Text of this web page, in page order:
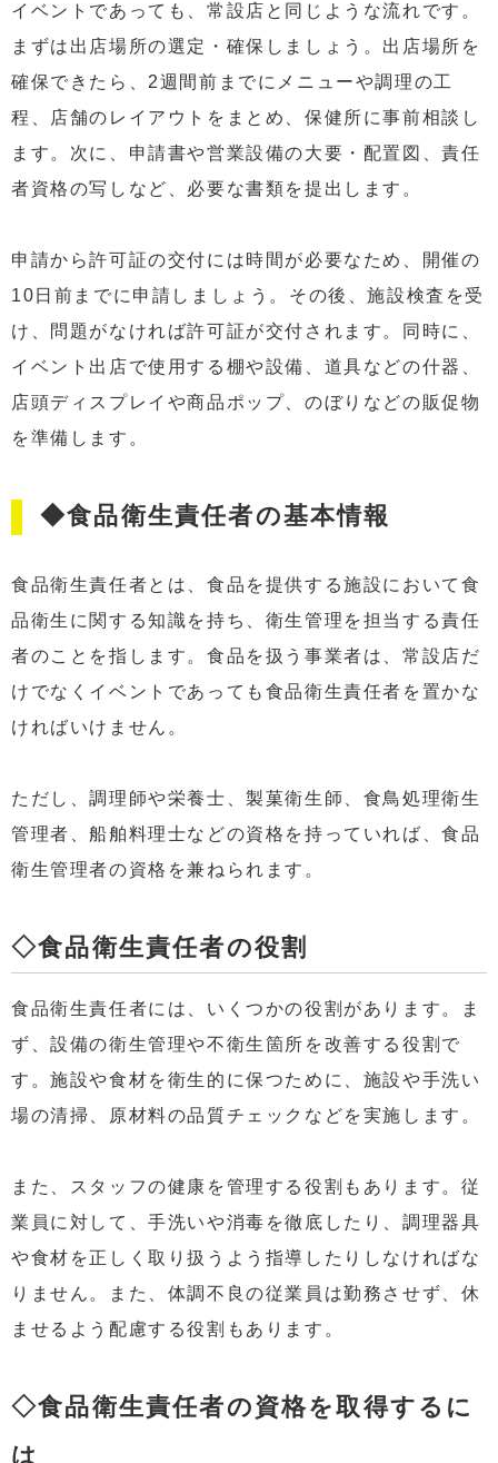
イベントであっても、常設店と同じような流れです。
まずは出店場所の選定・確保しましょう。出店場所を
確保できたら、2週間前までにメニューや調理の工
程、店舗のレイアウトをまとめ、保健所に事前相談し
ます。次に、申請書や営業設備の大要・配置図、責任
者資格の写しなど、必要な書類を提出します。
申請から許可証の交付には時間が必要なため、開催の
10日前までに申請しましょう。その後、施設検査を受
け、問題がなければ許可証が交付されます。同時に、
イベント出店で使用する棚や設備、道具などの什器、
店頭ディスプレイや商品ポップ、のぼりなどの販促物
を準備します。
◆食品衛生責任者の基本情報
食品衛生責任者とは、食品を提供する施設において食
品衛生に関する知識を持ち、衛生管理を担当する責任
者のことを指します。食品を扱う事業者は、常設店だ
けでなくイベントであっても食品衛生責任者を置かな
ければいけません。
ただし、調理師や栄養士、製菓衛生師、食鳥処理衛生
管理者、船舶料理士などの資格を持っていれば、食品
衛生管理者の資格を兼ねられます。
◇食品衛生責任者の役割
食品衛生責任者には、いくつかの役割があります。ま
ず、設備の衛生管理や不衛生箇所を改善する役割で
す。施設や食材を衛生的に保つために、施設や手洗い
場の清掃、原材料の品質チェックなどを実施します。
また、スタッフの健康を管理する役割もあります。従
業員に対して、手洗いや消毒を徹底したり、調理器具
や食材を正しく取り扱うよう指導したりしなければな
りません。また、体調不良の従業員は勤務させず、休
ませるよう配慮する役割もあります。
◇食品衛生責任者の資格を取得するに
は